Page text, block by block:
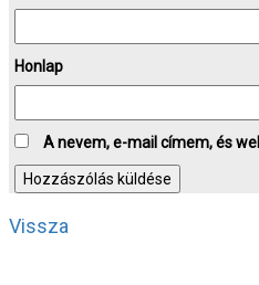
Honlap
A nevem, e-mail címem, és
Vissza